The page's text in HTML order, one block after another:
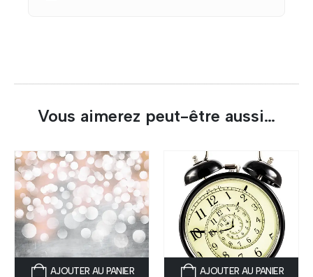
Vous aimerez peut-être aussi…
AJOUTER AU PANIER AJOUTER AU PANIER